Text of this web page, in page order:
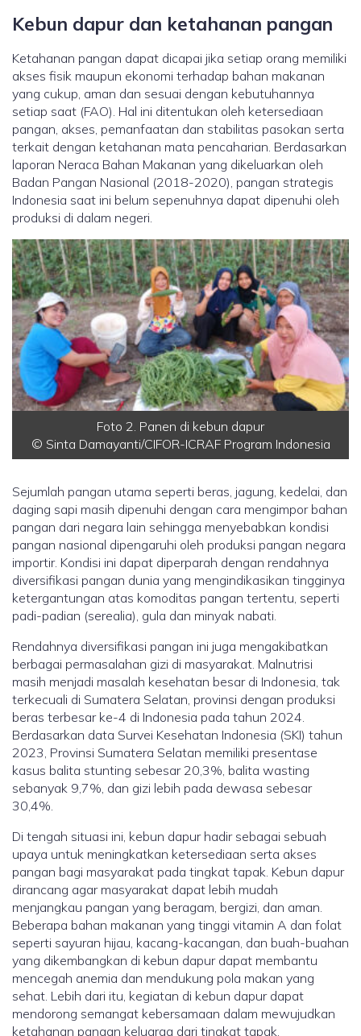
Kebun dapur dan ketahanan pangan
Ketahanan pangan dapat dicapai jika setiap orang memiliki
akses fisik maupun ekonomi terhadap bahan makanan
yang cukup, aman dan sesuai dengan kebutuhannya
setiap saat (FAO). Hal ini ditentukan oleh ketersediaan
pangan, akses, pemanfaatan dan stabilitas pasokan serta
terkait dengan ketahanan mata pencaharian. Berdasarkan
laporan Neraca Bahan Makanan yang dikeluarkan oleh
Badan Pangan Nasional (2018-2020), pangan strategis
Indonesia saat ini belum sepenuhnya dapat dipenuhi oleh
produksi di dalam negeri.
Foto 2. Panen di kebun dapur
© Sinta Damayanti/CIFOR-ICRAF Program Indonesia
Sejumlah pangan utama seperti beras, jagung, kedelai, dan
daging sapi masih dipenuhi dengan cara mengimpor bahan
pangan dari negara lain sehingga menyebabkan kondisi
pangan nasional dipengaruhi oleh produksi pangan negara
importir. Kondisi ini dapat diperparah dengan rendahnya
diversifikasi pangan dunia yang mengindikasikan tingginya
ketergantungan atas komoditas pangan tertentu, seperti
padi-padian (serealia), gula dan minyak nabati.
Rendahnya diversifikasi pangan ini juga mengakibatkan
berbagai permasalahan gizi di masyarakat. Malnutrisi
masih menjadi masalah kesehatan besar di Indonesia, tak
terkecuali di Sumatera Selatan, provinsi dengan produksi
beras terbesar ke-4 di Indonesia pada tahun 2024.
Berdasarkan data Survei Kesehatan Indonesia (SKI) tahun
2023, Provinsi Sumatera Selatan memiliki presentase
kasus balita stunting sebesar 20,3%, balita wasting
sebanyak 9,7%, dan gizi lebih pada dewasa sebesar
30,4%.
Di tengah situasi ini, kebun dapur hadir sebagai sebuah
upaya untuk meningkatkan ketersediaan serta akses
pangan bagi masyarakat pada tingkat tapak. Kebun dapur
dirancang agar masyarakat dapat lebih mudah
menjangkau pangan yang beragam, bergizi, dan aman.
Beberapa bahan makanan yang tinggi vitamin A dan folat
seperti sayuran hijau, kacang-kacangan, dan buah-buahan
yang dikembangkan di kebun dapur dapat membantu
mencegah anemia dan mendukung pola makan yang
sehat. Lebih dari itu, kegiatan di kebun dapur dapat
mendorong semangat kebersamaan dalam mewujudkan
ketahanan pangan keluarga dari tingkat tapak.